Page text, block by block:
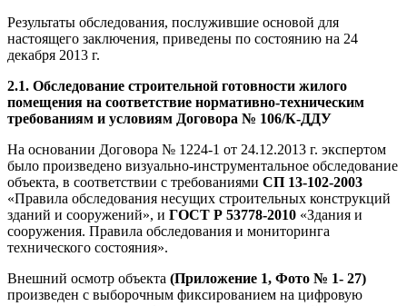
Результаты обследования, послужившие основой для
настоящего заключения, приведены по состоянию на 24
декабря 2013 г.
2.1. Обследование строительной готовности жилого
помещения на соответствие нормативно-техническим
требованиям и условиям Договора № 106/К-ДДУ
На основании Договора № 1224-1 от 24.12.2013 г. экспертом
было произведено визуально-инструментальное обследование
объекта, в соответствии с требованиями СП 13-102-2003
«Правила обследования несущих строительных конструкций
зданий и сооружений», и ГОСТ Р 53778-2010 «Здания и
сооружения. Правила обследования и мониторинга
технического состояния».
Внешний осмотр объекта (Приложение 1, Фото № 1- 27)
произведен с выборочным фиксированием на цифровую